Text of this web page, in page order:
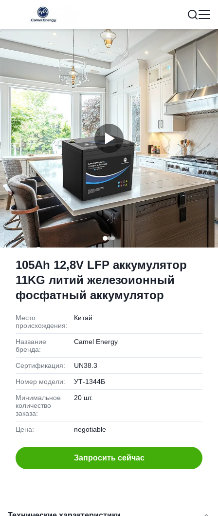
105Ah 12,8V LFP аккумулятор
11KG литий железоионный
фосфатный аккумулятор
Место
происхождения:
Китай
Название
бренда:
Camel Energy
Сертификация: UN38.3
Номер модели: УТ-1344Б
Минимальное
количество
заказа:
20 шт.
Цена: negotiable
Запросить сейчас